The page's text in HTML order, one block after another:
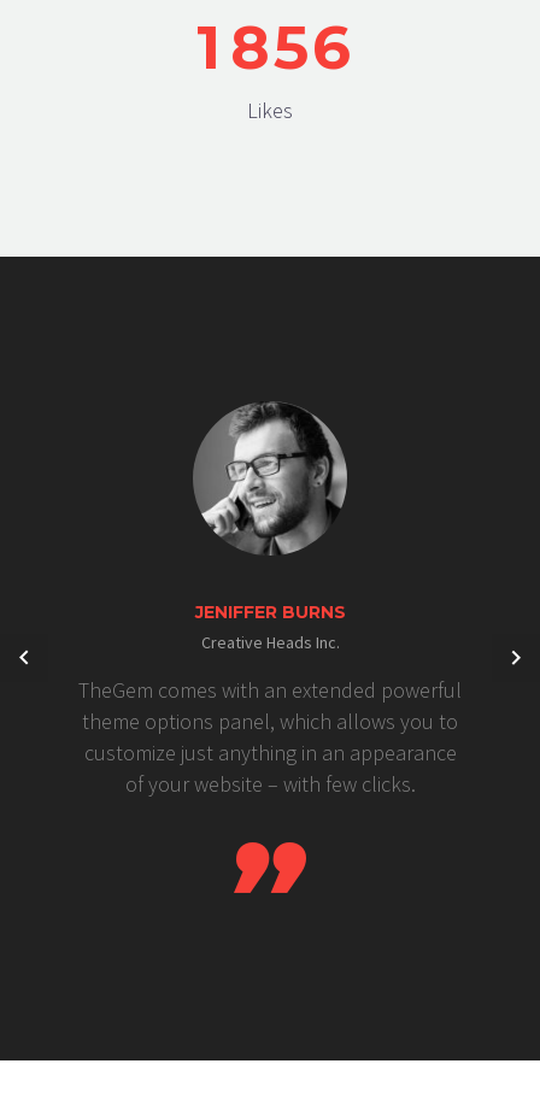
1 856
Likes
JENIFFER BURNS
Creative Heads Inc.
TheGem comes with an extended powerful
theme options panel, which allows you to
customize just anything in an appearance
of your website – with few clicks.
